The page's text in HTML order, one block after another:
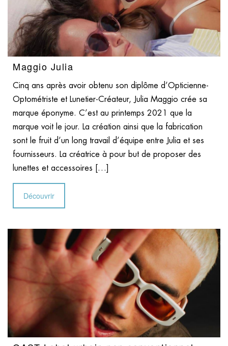
Maggio Julia
Cinq ans après avoir obtenu son diplôme d’Opticienne-
Optométriste et Lunetier-Créateur, Julia Maggio crée sa
marque éponyme. C’est au printemps 2021 que la
marque voit le jour. La création ainsi que la fabrication
sont le fruit d’un long travail d’équipe entre Julia et ses
fournisseurs. La créatrice à pour but de proposer des
lunettes et accessoires […]
Découvrir